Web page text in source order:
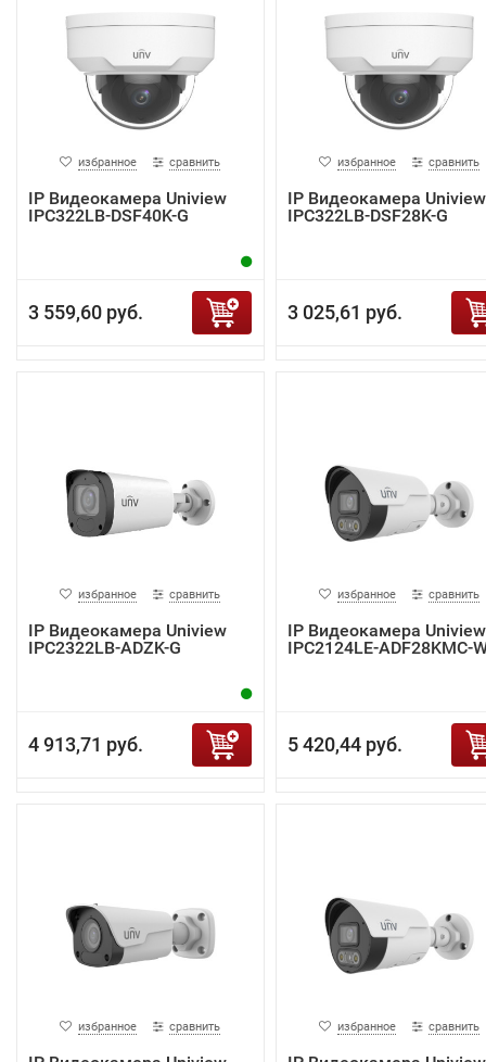
избранное сравнить
IP Видеокамера Uniview
IPC322LB-DSF40K-G
3 559,60 руб.
избранное сравнить
IP Видеокамера Uniview
IPC322LB-DSF28K-G
3 025,61 руб.
избранное сравнить
IP Видеокамера Uniview
IPC2322LB-ADZK-G
4 913,71 руб.
избранное сравнить
IP Видеокамера Uniview
IPC2124LE-ADF28KMC-
5 420,44 руб.
избранное сравнить избранное сравнить